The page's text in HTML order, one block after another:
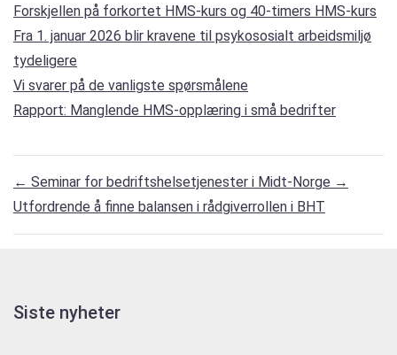
Forskjellen på forkortet HMS-kurs og 40-timers HMS-kurs
Fra 1. januar 2026 blir kravene til psykososialt arbeidsmiljø
tydeligere
Vi svarer på de vanligste spørsmålene
Rapport: Manglende HMS-opplæring i små bedrifter
← Seminar for bedriftshelsetjenester i Midt-Norge →
Utfordrende å finne balansen i rådgiverrollen i BHT
Siste nyheter